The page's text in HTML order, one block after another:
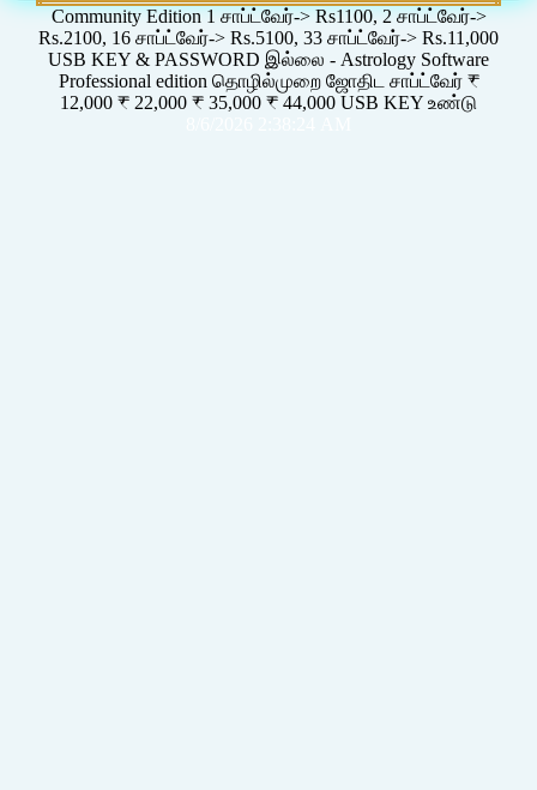
Community Edition 1 சாப்ட்வேர்-> Rs1100, 2 சாப்ட்வேர்->
Rs.2100, 16 சாப்ட்வேர்-> Rs.5100, 33 சாப்ட்வேர்-> Rs.11,000
USB KEY & PASSWORD இல்லை - Astrology Software
Professional edition தொழில்முறை ஜோதிட சாப்ட்வேர் ₹
12,000 ₹ 22,000 ₹ 35,000 ₹ 44,000 USB KEY உண்டு